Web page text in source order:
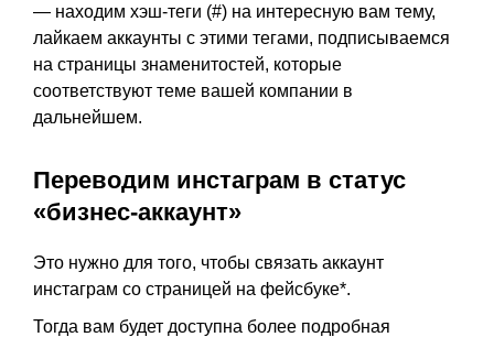
— находим хэш-теги (#) на интересную вам тему,
лайкаем аккаунты с этими тегами, подписываемся
на страницы знаменитостей, которые
соответствуют теме вашей компании в
дальнейшем.
Переводим инстаграм в статус
«бизнес-аккаунт»
Это нужно для того, чтобы связать аккаунт
инстаграм со страницей на фейсбуке*.
Тогда вам будет доступна более подробная